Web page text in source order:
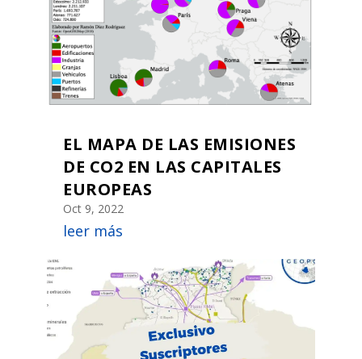
EL MAPA DE LAS EMISIONES
DE CO2 EN LAS CAPITALES
EUROPEAS
Oct 9, 2022
leer más